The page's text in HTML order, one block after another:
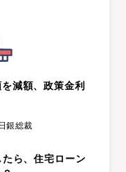
減額、政策金利
銀総裁
ら、住宅ローン